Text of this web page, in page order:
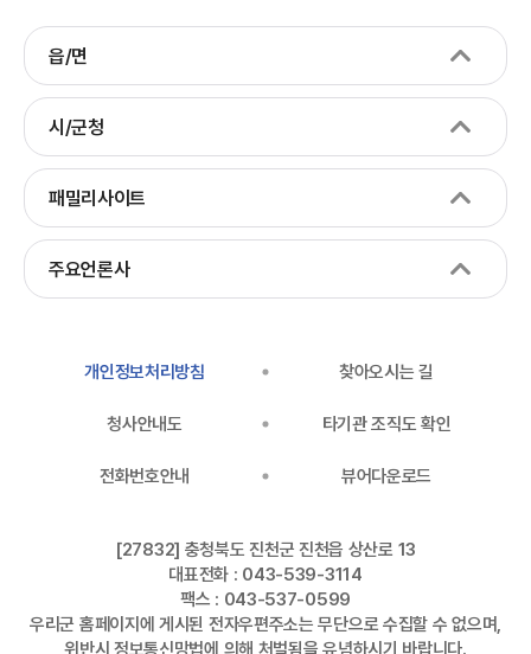
읍/면
시/군청
패밀리사이트
주요언론사
개인정보처리방침 찾아오시는 길
청사안내도 타기관 조직도 확인
전화번호안내 뷰어다운로드
[27832] 충청북도 진천군 진천읍 상산로 13
대표전화 : 043-539-3114
팩스 : 043-537-0599
우리군 홈페이지에 게시된 전자우편주소는 무단으로 수집할 수 없으며,
위반시 정보통신망법에 의해 처벌됨을 유념하시기 바랍니다.